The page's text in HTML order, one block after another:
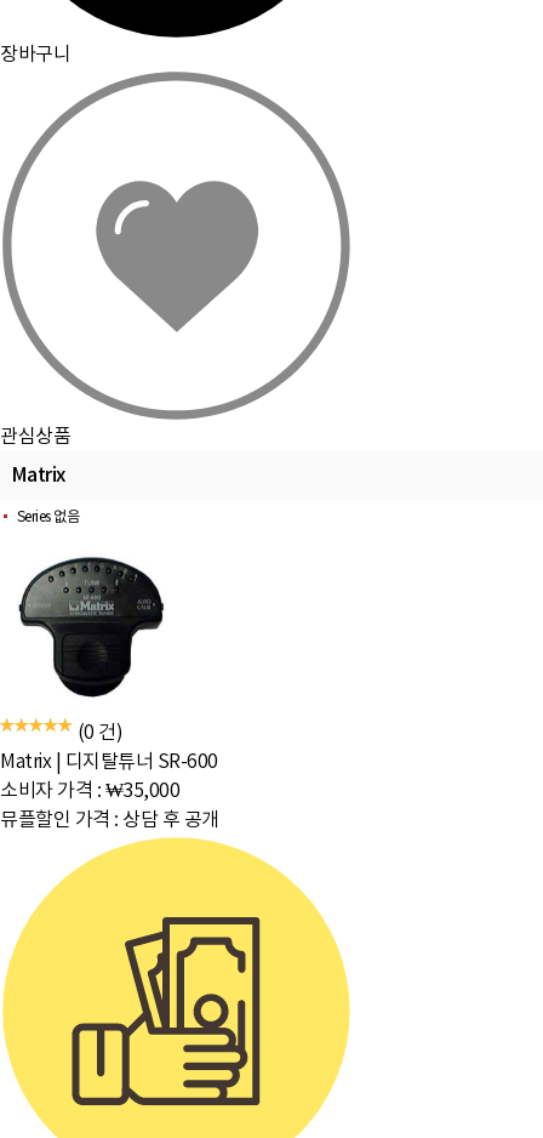
장바구니
관심상품
Matrix
Series 없음
(0 건)
Matrix
디지탈튜너 SR-600
소비자 가격 : ₩35,000
뮤플할인 가격 : 상담 후 공개